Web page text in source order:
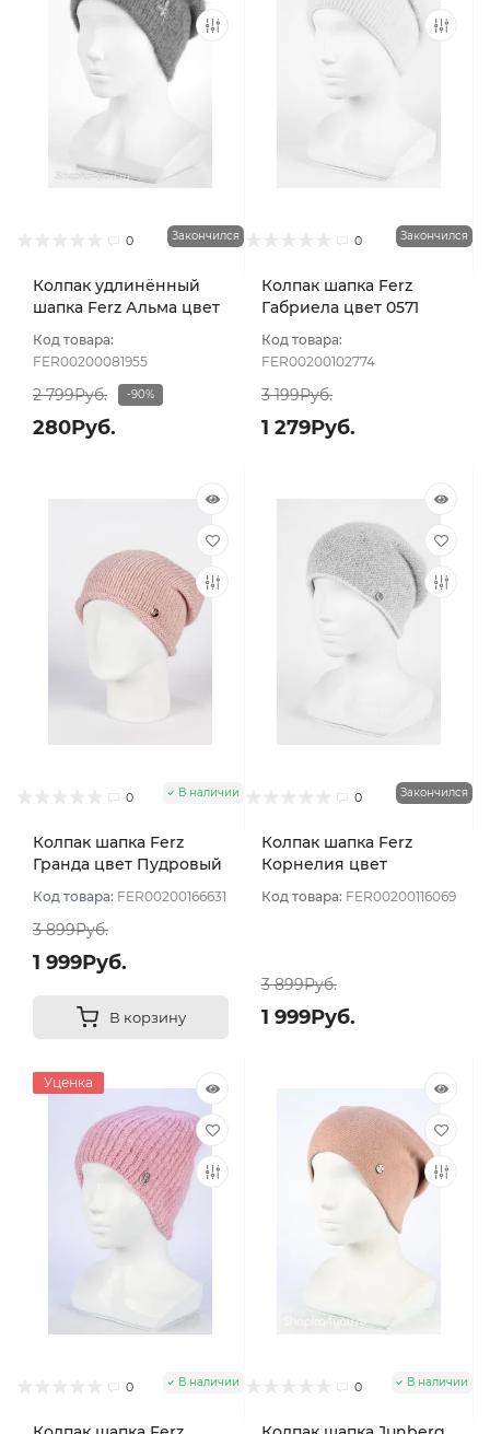
0 Закончился
Колпак удлинённый
шапка Ferz Альма цвет
Код товара:
FER00200081955
2 799Руб. -90%
280Руб.
0 Закончился
Колпак шапка Ferz
Габриела цвет 0571
Код товара:
FER00200102774
3 199Руб.
1 279Руб.
0 В наличии
Колпак шапка Ferz
Гранда цвет Пудровый
Код товара: FER00200166631
3 899Руб.
1 999Руб.
В корзину
0 Закончился
Колпак шапка Ferz
Корнелия цвет
Код товара: FER00200116069
3 899Руб.
1 999Руб.
Уценка
0 В наличии 0 В наличии